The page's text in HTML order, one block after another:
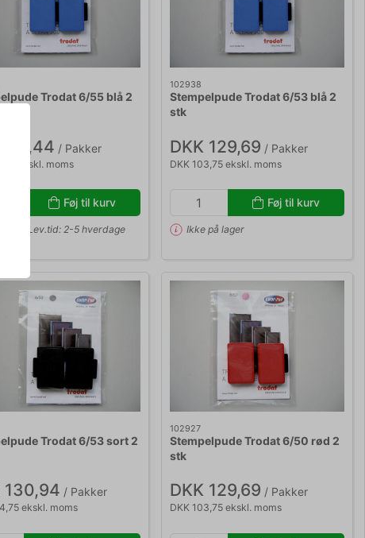
Trodat 6/55 blå 2
117,44 / Pakker
ekskl. moms
Føj til kurv
lager | Lev.tid: 2-5 hverdage
102938
Stempelpude Trodat 6/53 blå 2
stk
DKK 129,69 / Pakker
DKK 103,75 ekskl. moms
Føj til kurv
Ikke på lager
Trodat 6/53 sort 2
130,94 / Pakker
ekskl. moms
102927
Stempelpude Trodat 6/50 rød 2
stk
DKK 129,69 / Pakker
DKK 103,75 ekskl. moms